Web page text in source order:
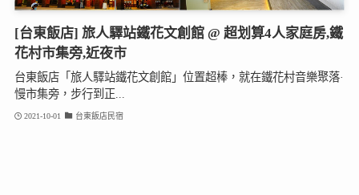
[台東飯店] 旅人驛站鐵花文創館 @ 超划算4人家庭房,鐵
花村市集旁,近夜市
台東飯店「旅人驛站鐵花文創館」位置超棒，就在鐵花村音樂聚落·
慢市集旁，步行到正...
2021-10-01 台東飯店民宿